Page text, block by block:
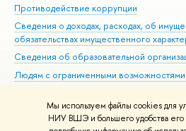
Мы используем файлы cookies для
НИУ ВШЭ и большего удобства его
Противодействие коррупции
Сведения о доходах, расходах, об
обязательствах имущественного
Сведения об образовательной
Людям с ограниченными возможностями
Работа в Вышке